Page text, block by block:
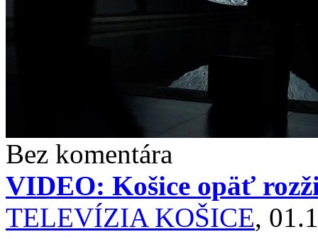
Bez komentára
VIDEO: Košice opäť
TELEVÍZIA KOŠICE,